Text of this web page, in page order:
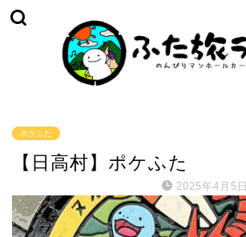
ポケふた
【日高村】ポケふた
2025年4月5日